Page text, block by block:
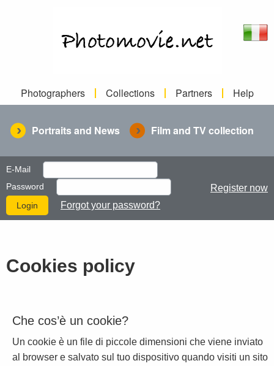
Photographers Collections Partners Help
Portraits and News Film and TV collection
E-Mail
Password
Forgot your password?
Register now
Cookies policy
Che cos’è un cookie?
Un cookie è un file di piccole dimensioni che viene inviato
al browser e salvato sul tuo dispositivo quando visiti un sito